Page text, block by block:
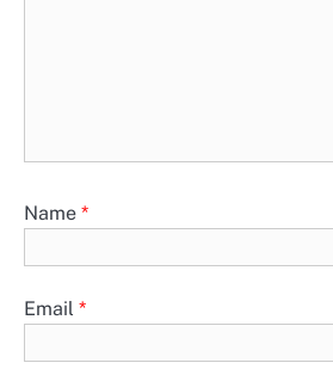
Name *
Email *